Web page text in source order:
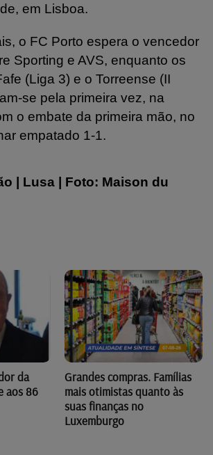
em Lisboa.
o FC Porto espera o vencedor
Sporting e AVS, enquanto os
(Liga 3) e o Torreense (II
se pela primeira vez, na
o embate da primeira mão, no
empatado 1-1.
| Lusa | Foto: Maison du
da
aos 86
Grandes compras. Famílias
mais otimistas quanto às
suas finanças no
Luxemburgo